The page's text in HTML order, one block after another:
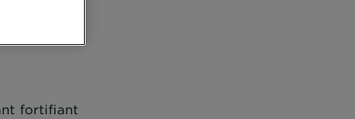
fortifiant